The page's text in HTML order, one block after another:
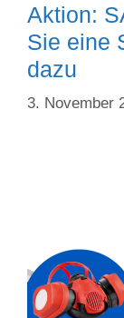
Aktion:
Sie eine
dazu
3. November